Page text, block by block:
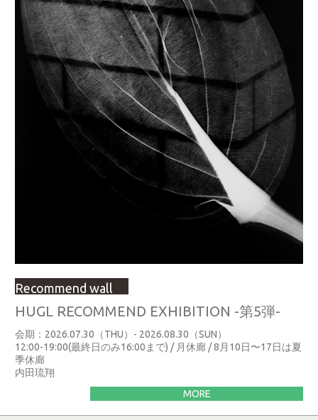
Recommend wall
HUGL RECOMMEND EXHIBITION -第5弾-
会期：2026.07.30（THU）- 2026.08.30（SUN）
12:00-19:00(最終日のみ16:00まで) / 月休廊 / 8月10日〜17日は夏
季休廊
内田琉翔
MORE